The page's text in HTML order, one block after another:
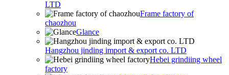
LTD
Frame factory of
chaozhou
Glance
Hangzhou jinding import & export co. LTD
Hebei grindiing wheel
factory